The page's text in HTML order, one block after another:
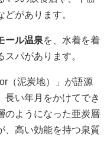
があります。
ール温泉を、水着を着
パがあります。
（泥炭地）」が語源
長い年月をかけてでき
のようになった亜炭層
、高い効能を持つ泉質